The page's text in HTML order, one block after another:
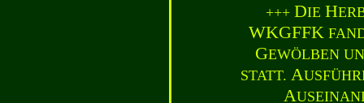
+++ DIE H
WKGFFK
GEWÖLBEN
STATT. A
A